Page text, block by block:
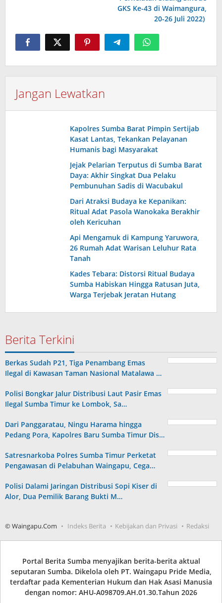
GKS Ke-43 di Waimangura,
20-26 Juli 2022)
Jangan Lewatkan
Kapolres Sumba Barat Pimpin Sertijab
Kasat Lantas, Tekankan Pelayanan
Humanis bagi Masyarakat
Jejak Pelarian Terputus di Sumba Barat
Daya: Akhir Singkat Dua Pelaku
Pembunuhan Sadis di Wacubakul
Dari Atraksi Budaya ke Kepanikan:
Ritual Adat Pasola Wanokaka Berakhir
oleh Kericuhan
Api Mengamuk di Kampung Yaruwora,
26 Rumah Adat Warisan Leluhur Rata
Tanah
Kades Tebara: Distorsi Ritual Budaya
Sumba Habiskan Hingga Ratusan Juta,
Warga Terjebak Jeratan Hutang
Berita Terkini
Berkas Sudah P21, Tiga Penambang Emas
Ilegal di Kawasan Taman Nasional Matalawa …
Polisi Bongkar Jalur Distribusi Laut Pasir Emas
Ilegal Sumba Timur ke Lombok, Sa…
Dari Panggaratau, Ningu Harama hingga
Pedang Pora, Kapolres Baru Sumba Timur Dis…
Satresnarkoba Polres Sumba Timur Perketat
Pengawasan di Pelabuhan Waingapu, Cega…
Polisi Dalami Jaringan Distribusi Sopi Kiser di
Alor, Dua Pemilik Barang Bukti M…
© Waingapu.Com Indeks Berita Kebijakan dan Privasi Redaksi
Portal Berita Sumba menyajikan berita-berita aktual
seputaran Sumba. Dikelola oleh PT. Waingapu Pride Media,
terdaftar pada Kementerian Hukum dan Hak Asasi Manusia
dengan nomor: AHU-A098709.AH.01.30.Tahun 2026